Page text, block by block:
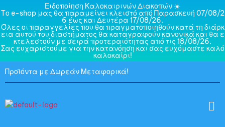
Ειδοποίηση Καλοκαιρινών Διακοπών ☀️
Το e-shop μας θα παραμείνει κλειστό από Παρασκευή 07/08/2
6 έως και Δευτέρα 17/08/26.
Όλες οι παραγγελίες που θα πραγματοποιηθούν κατά τη διάρκ
εια αυτού του διαστήματος θα καταγραφούν κανονικά και θα ε
κτελεστούν με σειρά προτεραιότητας από τις 18/08/26.
Σας ευχαριστούμε για την κατανόηση και σας ευχόμαστε καλό
καλοκαίρι!
Προϊόντα με Δωρεάν Μεταφορικά!